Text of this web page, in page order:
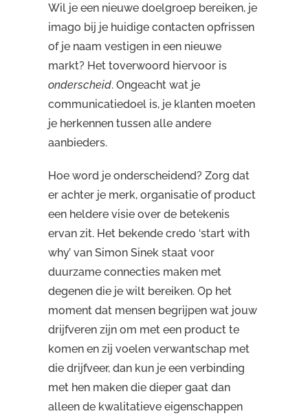
Wil je een nieuwe doelgroep bereiken, je
imago bij je huidige contacten opfrissen
of je naam vestigen in een nieuwe
markt? Het toverwoord hiervoor is
onderscheid. Ongeacht wat je
communicatiedoel is, je klanten moeten
je herkennen tussen alle andere
aanbieders.
Hoe word je onderscheidend? Zorg dat
er achter je merk, organisatie of product
een heldere visie over de betekenis
ervan zit. Het bekende credo ‘start with
why’ van Simon Sinek staat voor
duurzame connecties maken met
degenen die je wilt bereiken. Op het
moment dat mensen begrijpen wat jouw
drijfveren zijn om met een product te
komen en zij voelen verwantschap met
die drijfveer, dan kun je een verbinding
met hen maken die dieper gaat dan
alleen de kwalitatieve eigenschappen